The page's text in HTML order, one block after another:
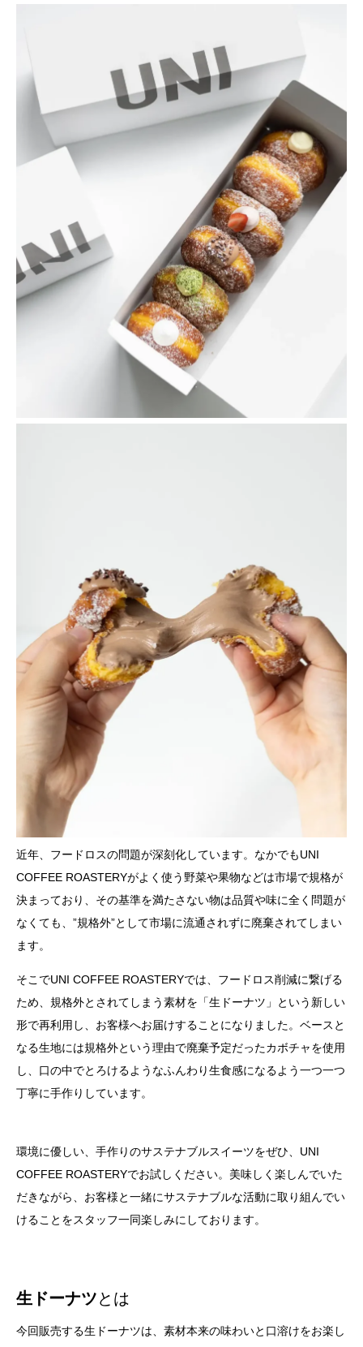
近年、フードロスの問題が深刻化しています。なかでもUNI
COFFEE ROASTERYがよく使う野菜や果物などは市場で規格が
決まっており、その基準を満たさない物は品質や味に全く問題が
なくても、”規格外”として市場に流通されずに廃棄されてしまい
ます。
そこでUNI COFFEE ROASTERYでは、フードロス削減に繋げる
ため、規格外とされてしまう素材を「生ドーナツ」という新しい
形で再利用し、お客様へお届けすることになりました。ベースと
なる生地には規格外という理由で廃棄予定だったカボチャを使用
し、口の中でとろけるようなふんわり生食感になるよう一つ一つ
丁寧に手作りしています。
環境に優しい、手作りのサステナブルスイーツをぜひ、UNI
COFFEE ROASTERYでお試しください。美味しく楽しんでいた
だきながら、お客様と一緒にサステナブルな活動に取り組んでい
けることをスタッフ一同楽しみにしております。
生ドーナツとは
今回販売する生ドーナツは、素材本来の味わいと口溶けをお楽し